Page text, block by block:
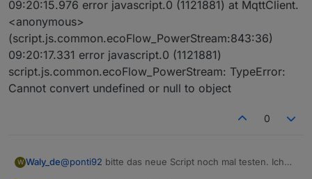
09:20:15.976 error javascript.0 (1121881) at MqttClient.
<anonymous>
(script.js.common.ecoFlow_PowerStream:843:36)
09:20:17.331 error javascript.0 (1121881)
script.js.common.ecoFlow_PowerStream: TypeError:
Cannot convert undefined or null to object
0
W Waly_de@ponti92 bitte das neue Script noch mal testen. Ich